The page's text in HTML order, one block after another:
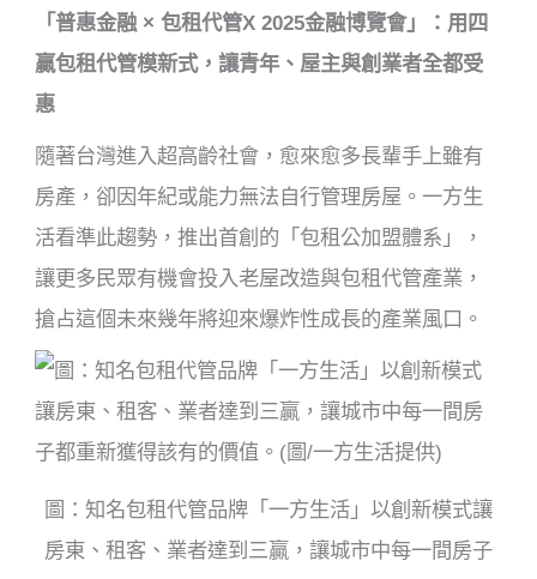
「普惠金融 × 包租代管X 2025金融博覽會」：用四
贏包租代管模新式，讓青年、屋主與創業者全都受
惠
隨著台灣進入超高齡社會，愈來愈多長輩手上雖有
房產，卻因年紀或能力無法自行管理房屋。一方生
活看準此趨勢，推出首創的「包租公加盟體系」，
讓更多民眾有機會投入老屋改造與包租代管產業，
搶占這個未來幾年將迎來爆炸性成長的產業風口。
圖：知名包租代管品牌「一方生活」以創新模式讓
房東、租客、業者達到三贏，讓城市中每一間房子